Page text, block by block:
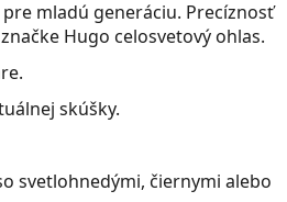
mladú generáciu. Precíznosť
Hugo celosvetový ohlas.
skúšky.
svetlohnedými, čiernymi alebo